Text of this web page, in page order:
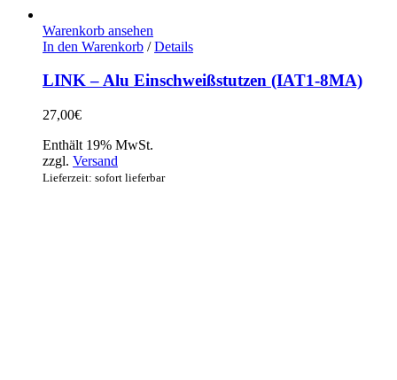
Warenkorb ansehen
In den Warenkorb / Details
LINK – Alu Einschweißstutzen (IAT1-8MA)
27,00€
Enthält 19% MwSt.
zzgl. Versand
Lieferzeit: sofort lieferbar